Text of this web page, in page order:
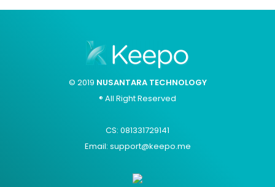
© 2019 NUSANTARA TECHNOLOGY
® All Right Reserved
CS: 081331729141
Email: support@keepo.me